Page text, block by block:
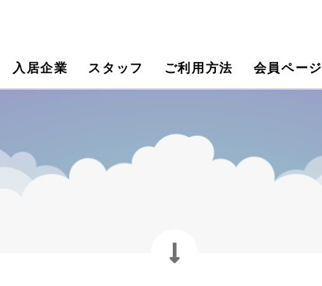
入居企業 スタッフ ご利用方法 会員ページ